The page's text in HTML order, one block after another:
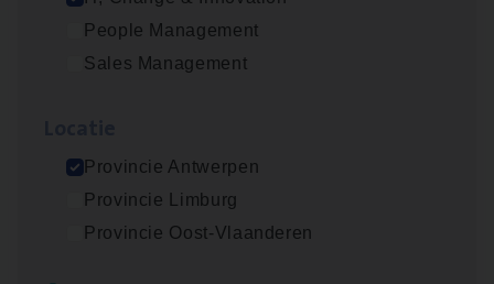
People Management
Sales Management
Provincie Antwerpen
Provincie Limburg
Provincie Oost-Vlaanderen
Scha­de Expert Fleet
Busi­ness Analyst